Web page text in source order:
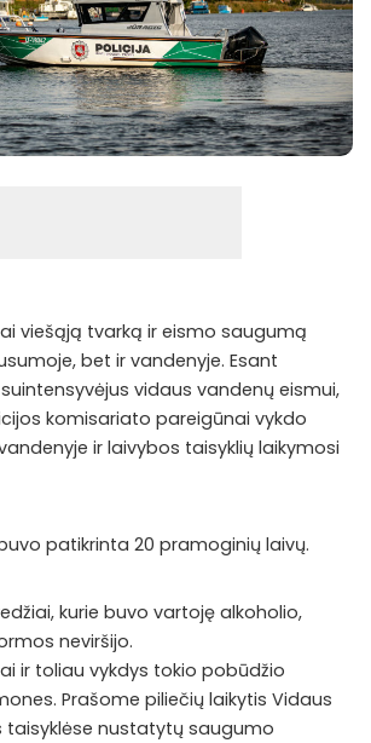
viešąją tvarką ir eismo saugumą
bet ir vandenyje. Esant
vidaus vandenų eismui,
komisariato pareigūnai vykdo
ir laivybos taisyklių laikymosi
patikrinta 20 pramoginių laivų.
kurie buvo vartoję alkoholio,
neviršijo.
ir toliau vykdys tokio pobūdžio
Prašome piliečių laikytis Vidaus
taisyklėse nustatytų saugumo